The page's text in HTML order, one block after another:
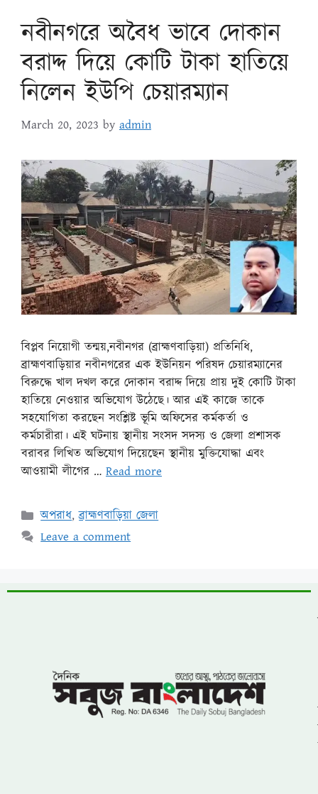
নবীনগরে অবৈধ ভাবে দোকান
বরাদ্দ দিয়ে কোটি টাকা হাতিয়ে
নিলেন ইউপি চেয়ারম্যান
March 20, 2023 by admin
বিপ্লব নিয়োগী তন্ময়,নবীনগর (ব্রাহ্মণবাড়িয়া) প্রতিনিধি,
ব্রাহ্মণবাড়িয়ার নবীনগরের এক ইউনিয়ন পরিষদ চেয়ারম্যানের
বিরুদ্ধে খাল দখল করে দোকান বরাদ্দ দিয়ে প্রায় দুই কোটি টাকা
হাতিয়ে নেওয়ার অভিযোগ উঠেছে। আর এই কাজে তাকে
সহযোগিতা করছেন সংশ্লিষ্ট ভূমি অফিসের কর্মকর্তা ও
কর্মচারীরা। এই ঘটনায় স্থানীয় সংসদ সদস্য ও জেলা প্রশাসক
বরাবর লিখিত অভিযোগ দিয়েছেন স্থানীয় মুক্তিযোদ্ধা এবং
আওয়ামী লীগের … Read more
অপরাধ,ব্রাহ্মণবাড়িয়া জেলা
Leave a comment